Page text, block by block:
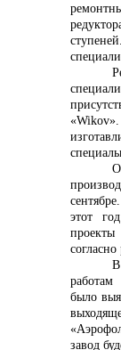
+7
«Wikov
этот
было
завод